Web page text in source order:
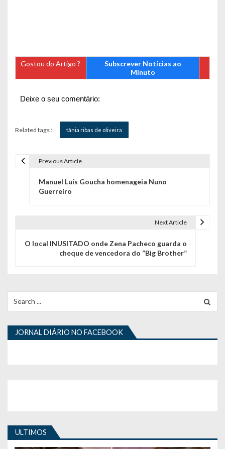
Gostou do Artigo ?
Subscrever Notícias ao
Minuto
Deixe o seu comentário:
Related tags : tânia ribas de oliveira
ã
o
d
i
g
Previous Article
Manuel Luís Goucha homenageia Nuno
Guerreiro
Next Article
O local INUSITADO onde Zena Pacheco guarda o
cheque de vencedora do “Big Brother”
for:
JORNAL DIÁRIO NO FACEBOOK
ULTIMOS